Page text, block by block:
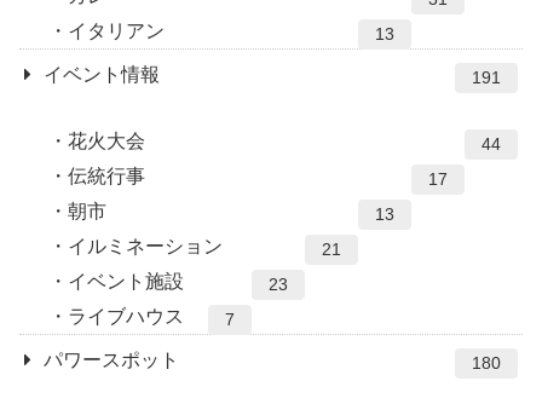
イタリアン 13
イベント情報 191
花火大会 44
伝統行事 17
朝市 13
イルミネーション 21
イベント施設 23
ライブハウス 7
パワースポット 180